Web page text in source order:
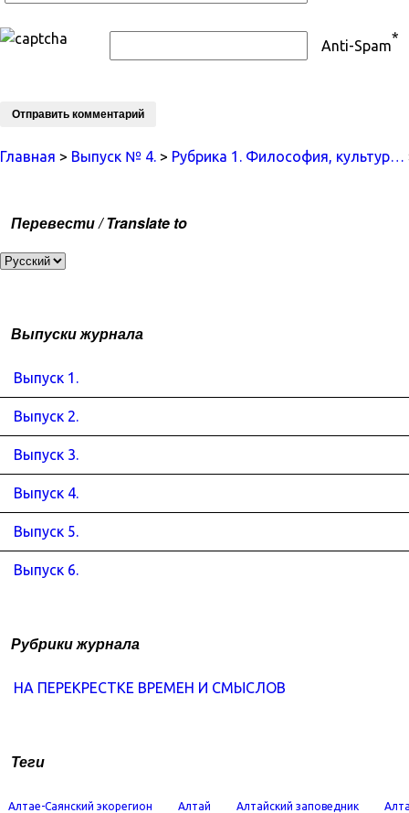
Anti-Spam*
Главная > Выпуск № 4. > Рубрика 1. Философия, культур…
Перевести / Translate to
Выпуски журнала
Выпуск 1.
Выпуск 2.
Выпуск 3.
Выпуск 4.
Выпуск 5.
Выпуск 6.
Рубрики журнала
НА ПЕРЕКРЕСТКЕ ВРЕМЕН И СМЫСЛОВ
Теги
Алтае-Саянский экорегион Алтай Алтайский заповедник